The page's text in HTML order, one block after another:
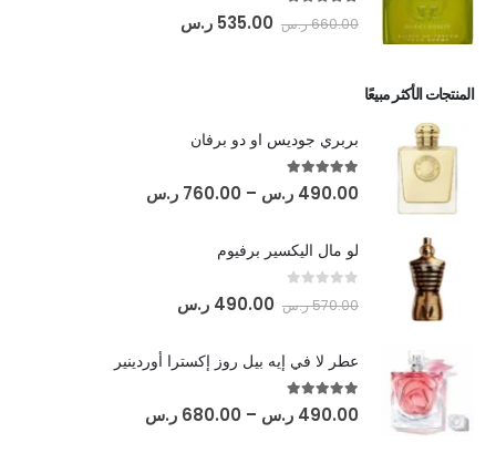
660.00ر.س 535.00 ر.س
المنتجات الأكثر مبيعًا
بربري جوديس او دو برفان
5.00
out of 5
490.00 ر.س –
760.00 ر.س
لو مال اليكسير برفيوم
570.00ر.س 490.00 ر.س
عطر لا في إيه بيل روز إكسترا أوردينير
5.00
out of 5
490.00 ر.س –
680.00 ر.س